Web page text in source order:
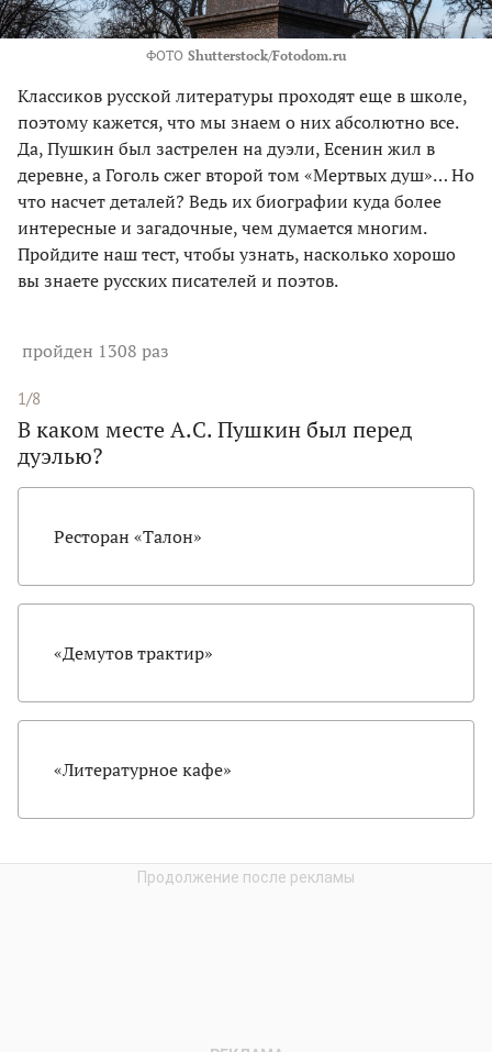
ФОТО Shutterstock/Fotodom.ru
Классиков русской литературы проходят еще в школе,
поэтому кажется, что мы знаем о них абсолютно все.
Да, Пушкин был застрелен на дуэли, Есенин жил в
деревне, а Гоголь сжег второй том «Мертвых душ»… Но
что насчет деталей? Ведь их биографии куда более
интересные и загадочные, чем думается многим.
Пройдите наш тест, чтобы узнать, насколько хорошо
вы знаете русских писателей и поэтов.
пройден 1308 раз
1/8
В каком месте А.С. Пушкин был перед
дуэлью?
Ресторан «Талон»
«Демутов трактир»
«Литературное кафе»